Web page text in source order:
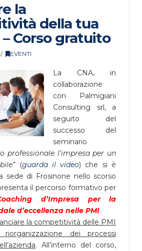
la
della tua
Corso gratuito
EVENTI
La CNA, in
collaborazione
con Palmigiani
Consulting srl, a
seguito del
successo del
seminario
professionale l’impresa per un
(guarda il video) che si è
sede di Frosinone nello scorso
il percorso formativo per
d’Impresa per la
d’eccellenza nelle PMI.
la competitività delle PMI
dei processi
. All’interno del corso,